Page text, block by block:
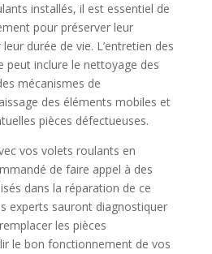
installés, il est essentiel de
pour préserver leur
durée de vie. L’entretien des
peut inclure le nettoyage des
mécanismes de
des éléments mobiles et
pièces défectueuses.
vos volets roulants en
de faire appel à des
dans la réparation de ce
experts sauront diagnostiquer
les pièces
le bon fonctionnement de vos